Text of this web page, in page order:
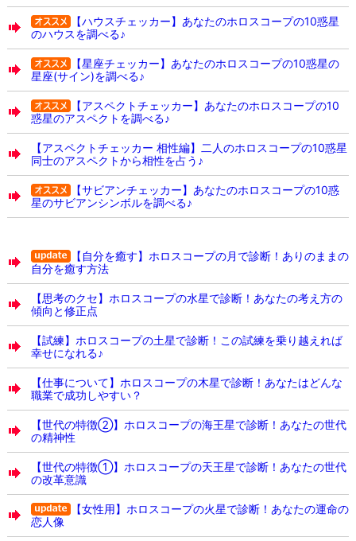
【ハウスチェッカー】あなたのホロスコープの10惑星
のハウスを調べる♪
【星座チェッカー】あなたのホロスコープの10惑星の
星座(サイン)を調べる♪
【アスペクトチェッカー】あなたのホロスコープの10
惑星のアスペクトを調べる♪
【アスペクトチェッカー 相性編】二人のホロスコープの10惑星
同士のアスペクトから相性を占う♪
【サビアンチェッカー】あなたのホロスコープの10惑
星のサビアンシンボルを調べる♪
【自分を癒す】ホロスコープの月で診断！ありのままの
自分を癒す方法
【思考のクセ】ホロスコープの水星で診断！あなたの考え方の
傾向と修正点
【試練】ホロスコープの土星で診断！この試練を乗り越えれば
幸せになれる♪
【仕事について】ホロスコープの木星で診断！あなたはどんな
職業で成功しやすい？
【世代の特徴②】ホロスコープの海王星で診断！あなたの世代
の精神性
【世代の特徴①】ホロスコープの天王星で診断！あなたの世代
の改革意識
【女性用】ホロスコープの火星で診断！あなたの運命の
恋人像